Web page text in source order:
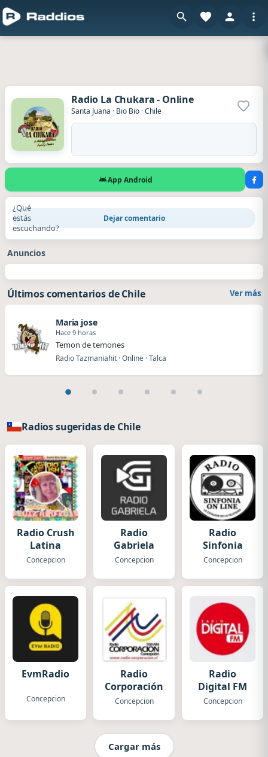
Radio La Chukara - Online
Santa Juana · Bio Bio ·Chile
App Android
¿Qué
estás
escuchando?
Dejar comentario
Anuncios
Últimos comentarios de Chile Ver más
Maria jose
Hace 9 horas
Temon de temones
Radio Tazmaniahit · Online · Talca
Radios sugeridas de Chile
Radio Crush
Latina
Concepcion
Radio
Gabriela
Concepcion
Radio
Sinfonia
Concepcion
EvmRadio
Concepcion
Radio
Corporación
Concepcion
Radio
Digital FM
Concepcion
Cargar más